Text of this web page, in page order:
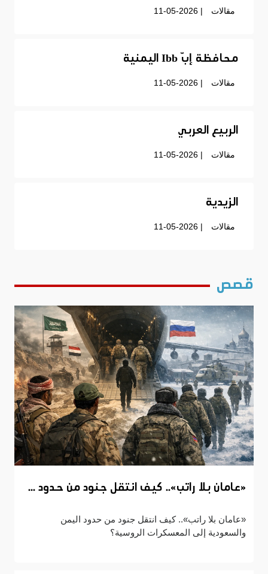
مقالات | 11-05-2026
محافظة إبّ Ibb اليمنية
مقالات | 11-05-2026
الربيع العربي
مقالات | 11-05-2026
الزيدية
مقالات | 11-05-2026
قصص
«عامان بلا راتب».. كيف انتقل جنود من حدود ...
«عامان بلا راتب».. كيف انتقل جنود من حدود اليمن
والسعودية إلى المعسكرات الروسية؟